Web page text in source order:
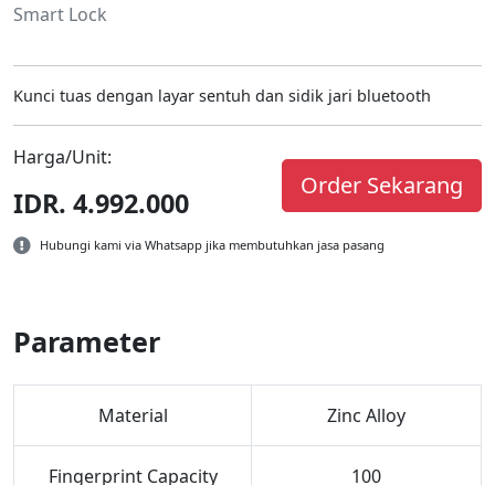
Smart Lock
Kunci tuas dengan layar sentuh dan sidik jari bluetooth
Harga/Unit:
IDR. 4.992.000
Order Sekarang
Hubungi kami via Whatsapp jika membutuhkan jasa pasang
Parameter
Material Zinc Alloy
Fingerprint Capacity 100